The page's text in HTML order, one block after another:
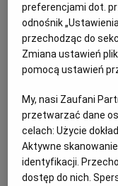
zanim wyszły one
próbowała ich
Szejk może nie był
banany musiały
za bardzo
smaki.
preferencjami dot.
odnośnik
przechodząc do
Zmiana ustawień
pomocą ustawień
My, nasi Zaufani
przetwarzać dane
celach:Użycie
Aktywne
identyfikacji.
dostęp do nich.